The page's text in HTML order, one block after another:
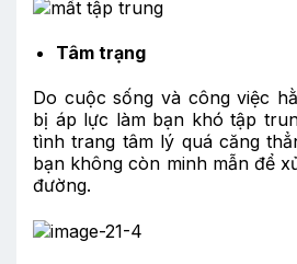
Tâm trạng
Do cuộc sống và công việc
bị áp lực làm bạn khó tập
tình trang tâm lý quá căng
bạn không còn minh mẫn để
đường.